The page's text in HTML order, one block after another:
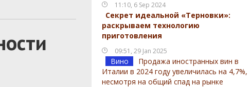
11:10, 6 Sep 2024
Секрет идеальной «Терновки»:
раскрываем технологию
приготовления
09:51, 29 Jan 2025
Вино
Продажа иностранных вин в
Италии в 2024 году увеличилась на 4,7%,
несмотря на общий спад на рынке